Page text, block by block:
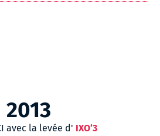
2013
avec la levée d' IXO’3